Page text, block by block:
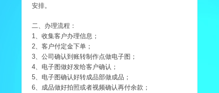
安排。
二、办理流程：
1、收集客户办理信息；
2、客户付定金下单；
3、公司确认到账转制作点做电子图；
4、电子图做好发给客户确认；
5、电子图确认好转成品部做成品；
6、成品做好拍照或者视频确认再付余款；